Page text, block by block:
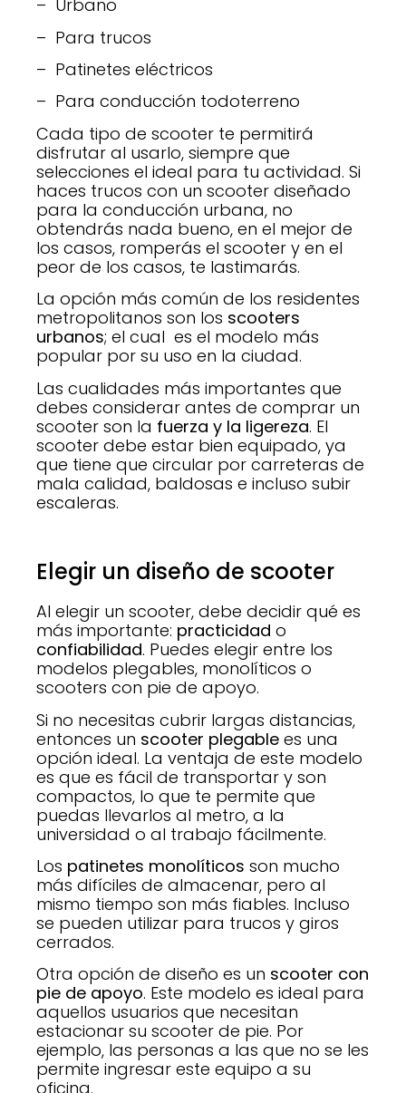
– Urbano
– Para trucos
– Patinetes eléctricos
– Para conducción todoterreno
Cada tipo de scooter te permitirá
disfrutar al usarlo, siempre que
selecciones el ideal para tu actividad. Si
haces trucos con un scooter diseñado
para la conducción urbana, no
obtendrás nada bueno, en el mejor de
los casos, romperás el scooter y en el
peor de los casos, te lastimarás.
La opción más común de los residentes
metropolitanos son los scooters
urbanos; el cual es el modelo más
popular por su uso en la ciudad.
Las cualidades más importantes que
debes considerar antes de comprar un
scooter son la fuerza y ​​la ligereza. El
scooter debe estar bien equipado, ya
que tiene que circular por carreteras de
mala calidad, baldosas e incluso subir
escaleras.
Elegir un diseño de scooter
Al elegir un scooter, debe decidir qué es
más importante: practicidad o
confiabilidad. Puedes elegir entre los
modelos plegables, monolíticos o
scooters con pie de apoyo.
Si no necesitas cubrir largas distancias,
entonces un scooter plegable es una
opción ideal. La ventaja de este modelo
es que es fácil de transportar y son
compactos, lo que te permite que
puedas llevarlos al metro, a la
universidad o al trabajo fácilmente.
Los patinetes monolíticos son mucho
más difíciles de almacenar, pero al
mismo tiempo son más fiables. Incluso
se pueden utilizar para trucos y giros
cerrados.
Otra opción de diseño es un scooter con
pie de apoyo. Este modelo es ideal para
aquellos usuarios que necesitan
estacionar su scooter de pie. Por
ejemplo, las personas a las que no se les
permite ingresar este equipo a su
oficina.